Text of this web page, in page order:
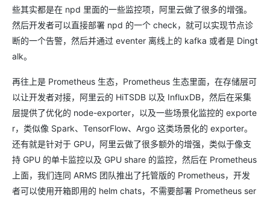
些其实都是在 npd 里面的一些监控项，阿里云做了很多的增强。
然后开发者可以直接部署 npd 的一个 check，就可以实现节点诊
断的一个告警，然后并通过 eventer 离线上的 kafka 或者是 Dingt
alk。
再往上是 Prometheus 生态，Prometheus 生态里面，在存储层可
以让开发者对接，阿里云的 HiTSDB 以及 InfluxDB，然后在采集
层提供了优化的 node-exporter，以及一些场景化监控的 exporte
r，类似像 Spark、TensorFlow、Argo 这类场景化的 exporter。
还有就是针对于 GPU，阿里云做了很多额外的增强，类似于像支
持 GPU 的单卡监控以及 GPU share 的监控，然后在 Prometheus
上面，我们连同 ARMS 团队推出了托管版的 Prometheus，开发
者可以使用开箱即用的 helm chats，不需要部署 Prometheus ser